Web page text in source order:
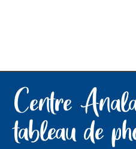
Centre
tableau de